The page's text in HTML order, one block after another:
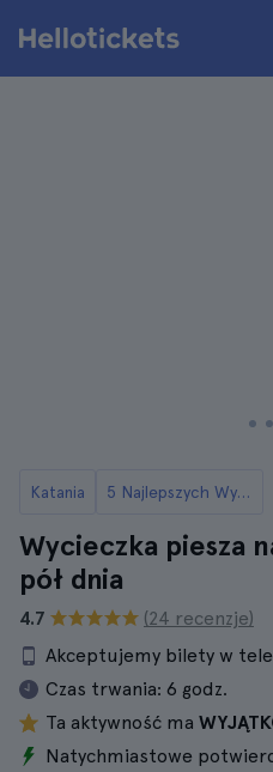
Katania 5 Najlepszych Wycieczek na Mount Etna z Katanii
Wycieczka piesza
pół dnia
4.7
(24 recenzje)
Akceptujemy bilety w
Czas trwania: 6 godz.
Ta aktywność ma
Natychmiastowe